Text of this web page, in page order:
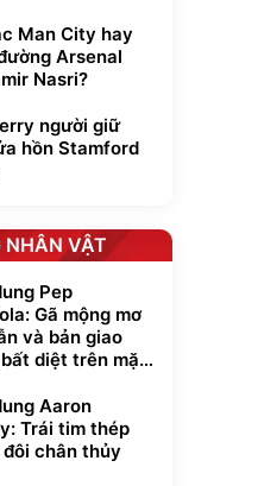
Man City hay
Arsenal
Nasri?
người giữ
hồn Stamford
NHÂN VẬT
Pep
Gã mộng mơ
và bản giao
diệt trên mặt
Aaron
Trái tim thép
đôi chân thủy